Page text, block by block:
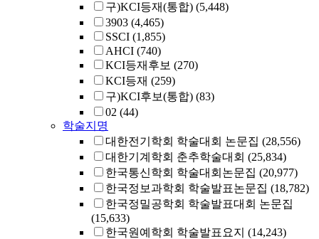
구)KCI등재(통합) (5,448)
3903 (4,465)
SSCI (1,855)
AHCI (740)
KCI등재후보 (270)
KCI등재 (259)
구)KCI후보(통합) (83)
02 (44)
학술지명
대한전기학회 학술대회 논문집 (28,556)
대한기계학회 춘추학술대회 (25,834)
한국통신학회 학술대회논문집 (20,977)
한국정보과학회 학술발표논문집 (18,782)
한국정밀공학회 학술발표대회 논문집
(15,633)
한국원예학회 학술발표요지 (14,243)